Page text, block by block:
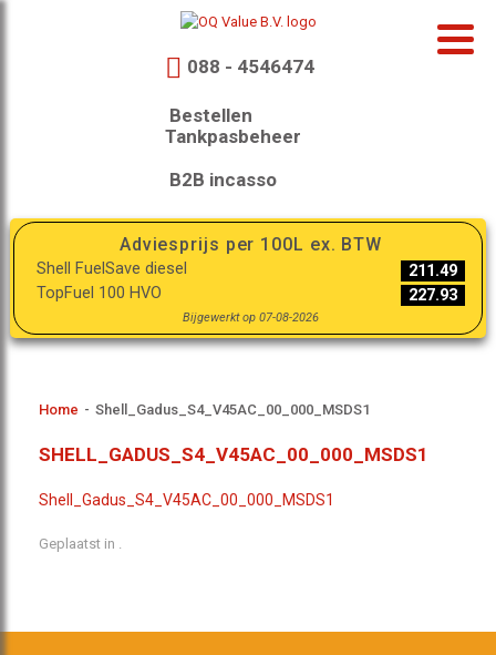
088 - 4546474
Bestellen
Tankpasbeheer
B2B incasso
Adviesprijs per 100L ex. BTW
Shell FuelSave diesel
211.49
TopFuel 100 HVO
227.93
Bijgewerkt op 07-08-2026
Home - Shell_Gadus_S4_V45AC_00_000_MSDS1
SHELL_GADUS_S4_V45AC_00_000_MSDS1
Shell_Gadus_S4_V45AC_00_000_MSDS1
Geplaatst in .